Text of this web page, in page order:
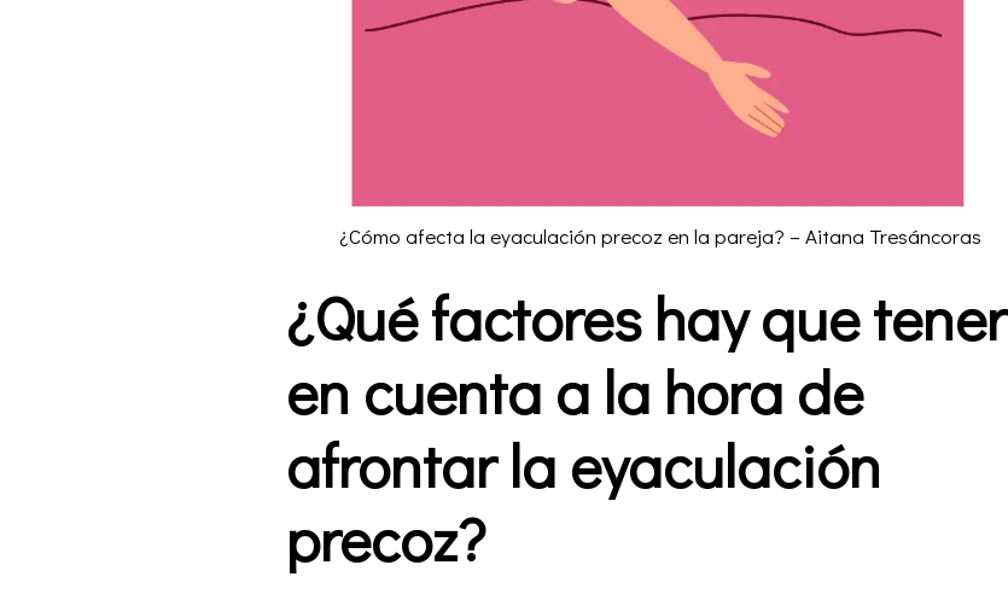
¿Cómo afecta la eyaculación precoz en la pareja? – Aitana Tresáncoras
¿Qué factores hay que tener
en cuenta a la hora de
afrontar la eyaculación
precoz?